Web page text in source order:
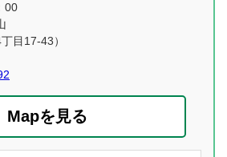
00
目17-43）
Mapを見る